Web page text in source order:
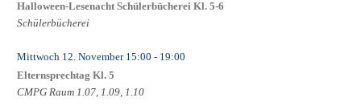
Halloween-Lesenacht Schülerbücherei Kl. 5-6
Schülerbücherei
Mittwoch 12. November15:00 - 19:00
Elternsprechtag Kl. 5
CMPG Raum 1.07, 1.09, 1.10